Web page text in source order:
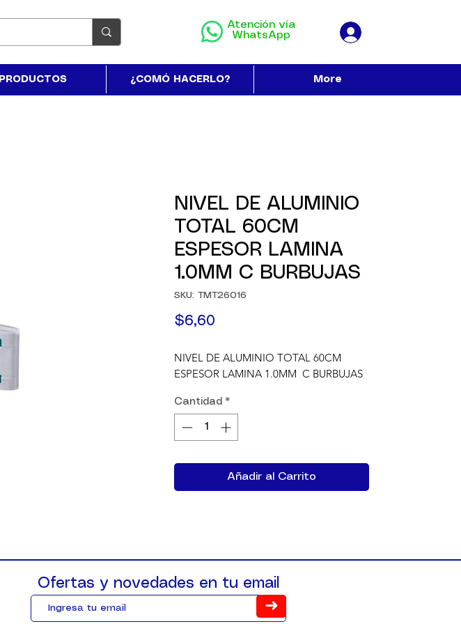
Atención vía
WhatsApp
PRODUCTOS ¿COMÓ HACERLO? More
NIVEL DE ALUMINIO
TOTAL 60CM
ESPESOR LAMINA
1.0MM C BURBUJAS
SKU: TMT26016
$6,60
NIVEL DE ALUMINIO TOTAL 60CM
ESPESOR LAMINA 1.0MM  C BURBUJAS
Cantidad *
Añadir al Carrito
Ofertas y novedades en tu email
➜